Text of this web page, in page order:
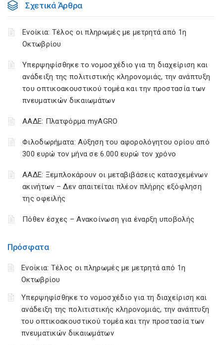
Πρόσφατα
Ενοίκια: Τέλος οι πληρωμές με μετρητά από 1η
Οκτωβρίου
Υπερψηφίσθηκε το νομοσχέδιο για τη διαχείριση και
ανάδειξη της πολιτιστικής κληρονομιάς, την ανάπτυξη
του οπτικοακουστικού τομέα και την προστασία των
πνευματικών δικαιωμάτων
Σχετικά Άρθρα
Ενοίκια: Τέλος οι πληρωμές με μετρητά από 1η
Οκτωβρίου
Υπερψηφίσθηκε το νομοσχέδιο για τη διαχείριση και
ανάδειξη της πολιτιστικής κληρονομιάς, την ανάπτυξη
του οπτικοακουστικού τομέα και την προστασία των
πνευματικών δικαιωμάτων
ΑΑΔΕ: Πλατφόρμα myAGRO
Φιλοδωρήματα: Αύξηση του αφορολόγητου ορίου από
300 ευρώ τον μήνα σε 6.000 ευρώ τον χρόνο
ΑΑΔΕ: Ξεμπλοκάρουν οι μεταβιβάσεις κατασχεμένων
ακινήτων – Δεν απαιτείται πλέον πλήρης εξόφληση
της οφειλής
Πόθεν έσχες – Ανακοίνωση για έναρξη υποβολής